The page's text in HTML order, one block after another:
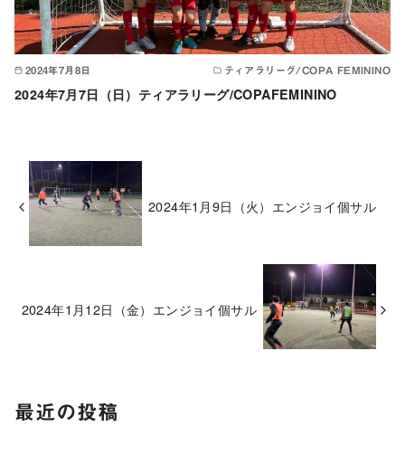
2024年7月8日 ティアラリーグ/COPA FEMININO
2024年7月7日（日）ティアラリーグ/COPAFEMININO
2024年1月9日（火）エンジョイ個サル
2024年1月12日（金）エンジョイ個サル
最近の投稿